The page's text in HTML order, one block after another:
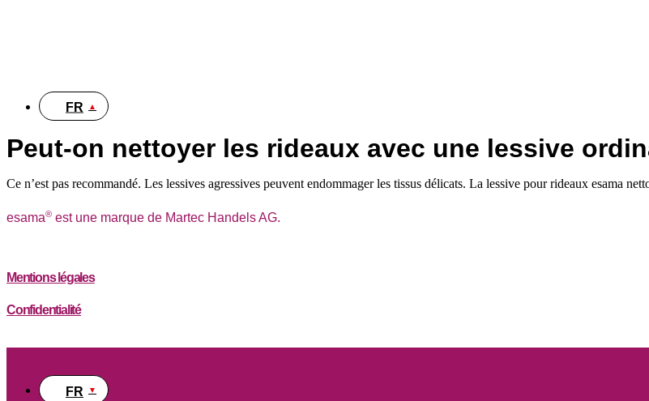
FR
Peut-on nettoyer les rideaux avec une lessive
Ce n’est pas recommandé. Les lessives agressives peuvent endommager les tissus délicats. La lessive pour rideaux esama
esama® est une marque de Martec Handels AG.
Mentions légales
Confidentialité
FR